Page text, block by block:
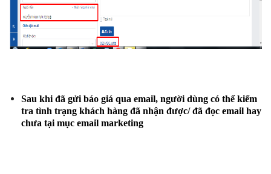
Sau khi đã gửi báo giá qua email, người dùng có thể kiểm
tra tình trạng khách hàng đã nhận được/ đã đọc email hay
chưa tại mục email marketing